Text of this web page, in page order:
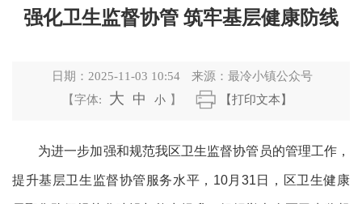
强化卫生监督协管 筑牢基层健康防线
日期： 2025-11-03 10:54 来源：最冷小镇公众号
【字体:
大 中 小 】 【打印文本】
为进一步加强和规范我区卫生监督协管员的管理工作，
提升基层卫生监督协管服务水平，10月31日，区卫生健康